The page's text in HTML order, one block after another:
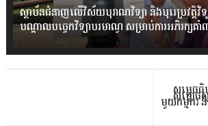
ស្ថាប័នជំនាញលើវិស័យបុរាណវិទ្យា និងបុរេប្រវតិ្តវិ
បណ្តាលបច្ចេកវិទ្យាបរមាណូ សម្រាប់ការអភិរក្សគាំ
សម្តេច
សម្ពោធ
មួយកម្មករ